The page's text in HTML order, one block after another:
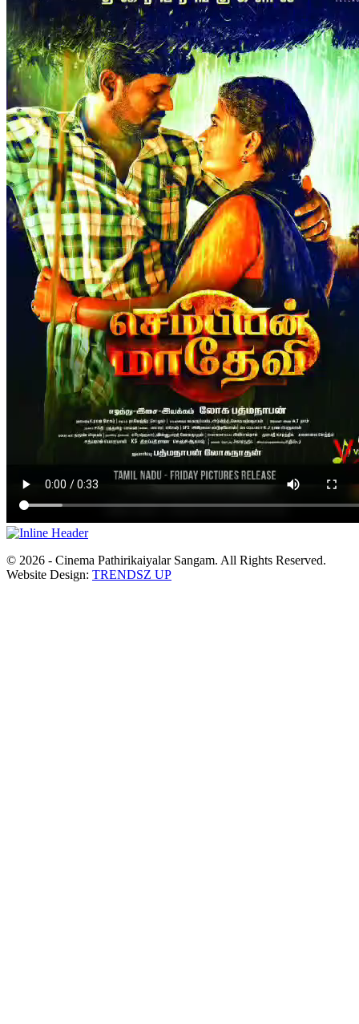
© 2026 - Cinema Pathirikaiyalar Sangam. All Rights Reserved.
Website Design: TRENDSZ UP